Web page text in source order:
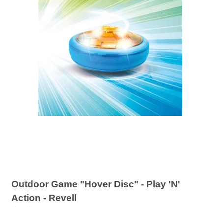
Outdoor Game "Hover Disc" - Play 'N'
Action - Revell